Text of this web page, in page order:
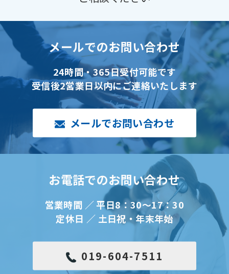
メールでのお問い合わせ
24時間・365日受付可能です
受信後2営業日以内にご連絡いたします
メールでお問い合わせ
お電話でのお問い合わせ
営業時間 ／ 平日8：30～17：30
定休日 ／ 土日祝・年末年始
019-604-7511